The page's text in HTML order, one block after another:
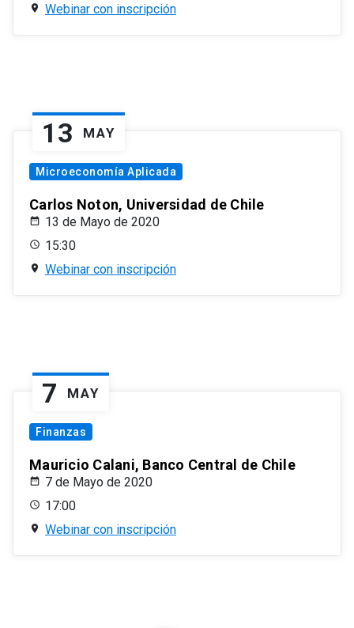
Webinar con inscripción
13 MAY
Microeconomía Aplicada
Carlos Noton, Universidad de Chile
13 de Mayo de 2020
15:30
Webinar con inscripción
7 MAY
Finanzas
Mauricio Calani, Banco Central de Chile
7 de Mayo de 2020
17:00
Webinar con inscripción